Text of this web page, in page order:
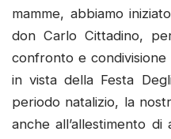
mamme, abbiamo
don Carlo Cittadino,
confronto e
in vista della Festa
periodo natalizio, la
anche all’allestimento